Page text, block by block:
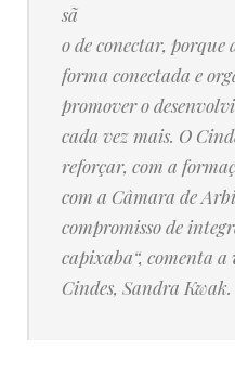
sã
o de conectar, porque
forma conectada e
promover o
cada vez mais. O
reforçar, com a
com a Câmara de
compromisso de
capixaba“, comenta
Cindes, Sandra Kwak.